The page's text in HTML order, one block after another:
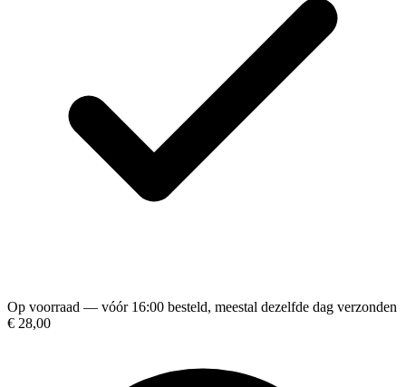
Op voorraad — vóór 16:00 besteld, meestal dezelfde dag verzonden
€ 28,00